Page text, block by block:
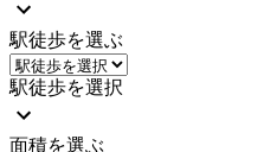
駅徒歩を選ぶ
駅徒歩を選択
面積を選ぶ